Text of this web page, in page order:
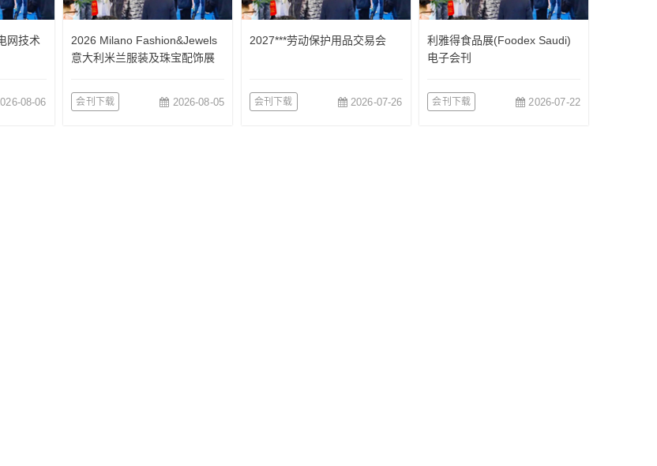
网技术
08-06
2026 Milano Fashion&Jewels
意大利米兰服装及珠宝配饰展
会刊下载 2026-08-05
2027***劳动保护用品交易会
会刊下载 2026-07-26
利雅得食品展(Foodex Saudi)
电子会刊
会刊下载 2026-07-22